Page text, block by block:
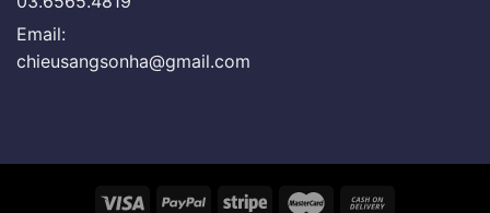
Email:
chieusangsonha@gmail.com